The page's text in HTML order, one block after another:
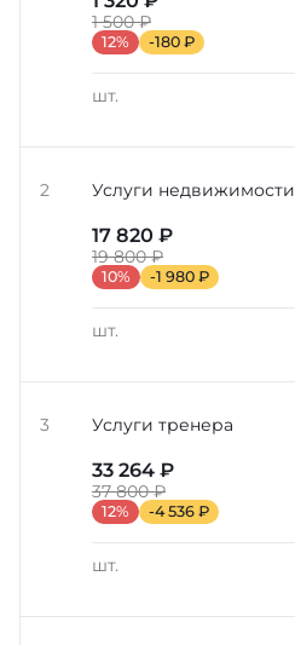
шт.
1 500 ₽
12% -180 ₽
2 Услуги недвижимости
шт.
17 820 ₽
19 800 ₽
10% -1 980 ₽
3 Услуги тренера
шт.
33 264 ₽
37 800 ₽
12% -4 536 ₽